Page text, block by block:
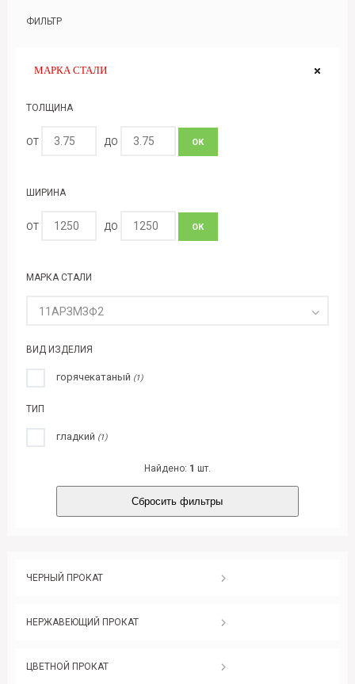
ФИЛЬТР
МАРКА СТАЛИ
ТОЛЩИНА
ОТ ДО ОК
ШИРИНА
ОТ ДО ОК
МАРКА СТАЛИ
11АРЗМЗФ2
ВИД ИЗДЕЛИЯ
горячекатаный (1)
ТИП
гладкий (1)
Найдено: 1 шт.
Сбросить фильтры
ЧЕРНЫЙ ПРОКАТ
НЕРЖАВЕЮЩИЙ ПРОКАТ
ЦВЕТНОЙ ПРОКАТ